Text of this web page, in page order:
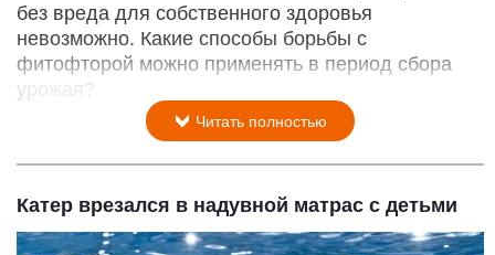
без вреда для собственного здоровья
невозможно. Какие способы борьбы с
фитофторой можно применять в период сбора
урожая?
Читать полностью
Катер врезался в надувной матрас с детьми